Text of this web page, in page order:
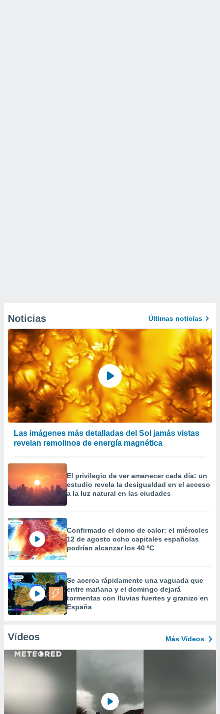
Noticias Últimas noticias
Las imágenes más detalladas del Sol jamás vistas
revelan remolinos de energía magnética
El privilegio de ver amanecer cada día: un
estudio revela la desigualdad en el acceso
a la luz natural en las ciudades
Confirmado el domo de calor: el miércoles
12 de agosto ocho capitales españolas
podrían alcanzar los 40 ºC
Se acerca rápidamente una vaguada que
entre mañana y el domingo dejará
tormentas con lluvias fuertes y granizo en
España
Vídeos Más Vídeos